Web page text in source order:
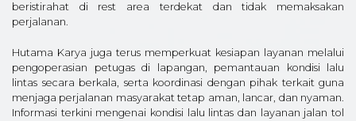
beristirahat di rest area terdekat dan tidak memaksakan
perjalanan.
Hutama Karya juga terus memperkuat kesiapan layanan melalui
pengoperasian petugas di lapangan, pemantauan kondisi lalu
lintas secara berkala, serta koordinasi dengan pihak terkait guna
menjaga perjalanan masyarakat tetap aman, lancar, dan nyaman.
Informasi terkini mengenai kondisi lalu lintas dan layanan jalan tol